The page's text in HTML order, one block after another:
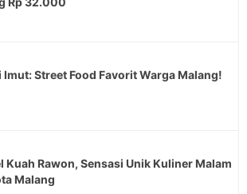
Imut: Street Food Favorit Warga Malang!
Kuah Rawon, Sensasi Unik Kuliner Malam
Malang